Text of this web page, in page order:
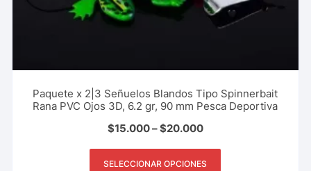
Paquete x 2|3 Señuelos Blandos Tipo Spinnerbait
Rana PVC Ojos 3D, 6.2 gr, 90 mm Pesca Deportiva
$15.000–$20.000
SELECCIONAR OPCIONES